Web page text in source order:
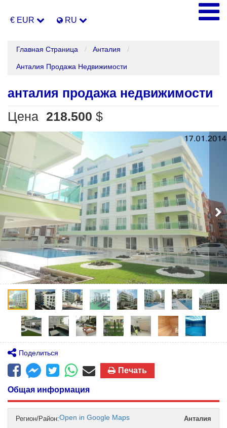
€ EUR RU
Главная Страница Анталия
Анталия Продажа Недвижимости
анталия продажа недвижимости
Цена 218.500 $
Поделиться
Печать
Общая информация
Регион/Район: Анталия
Open in Google Maps